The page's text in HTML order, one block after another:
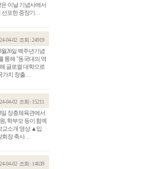
공지사항
자유게시판
연락처 수정
동국의료원 혜택
만해마을 할인 혜택
지부지회 링크
동문기업 링크
이날 기념사에서
포한 중장기. . .
04-02 조회 : 24919
26일 백주년기념
통해 "동국대의 역
글로컬 대학으로
치 창출. . .
04-02 조회 : 15211
일 장충체육관에서
, 학부모 등이 함께
소개 영상 ▲입
장 축사. . .
04-02 조회 : 14639